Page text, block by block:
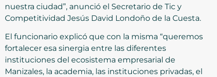
nuestra ciudad”, anunció el Secretario de Tic y
Competitividad Jesús David Londoño de la Cuesta.
El funcionario explicó que con la misma “queremos
fortalecer esa sinergia entre las diferentes
instituciones del ecosistema empresarial de
Manizales, la academia, las instituciones privadas, el